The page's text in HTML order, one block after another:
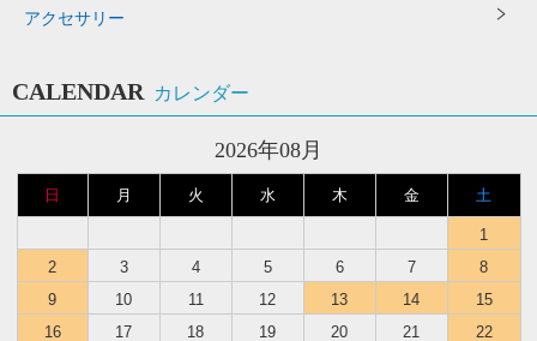
アクセサリー
CALENDAR カレンダー
2026年08月
日 月 火 水 木 金 土
1
2
3 4 5 6 7
8
9
10 11 12 13 14
15
16
17 18 19 20 21
22